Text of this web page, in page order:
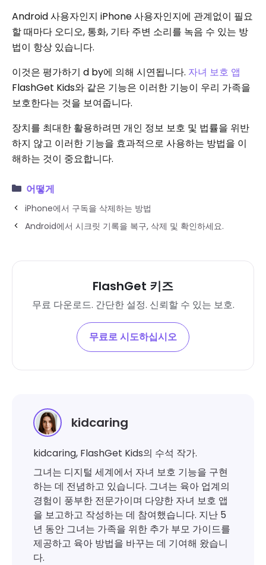
Android 사용자인지 iPhone 사용자인지에 관계없이 필요
할 때마다 오디오, 통화, 기타 주변 소리를 녹음 수 있는 방
법이 항상 있습니다.
이것은 평가하기 d by에 의해 시연됩니다. 자녀 보호 앱
FlashGet Kids와 같은 기능은 이러한 기능이 우리 가족을
보호한다는 것을 보여줍니다.
장치를 최대한 활용하려면 개인 정보 보호 및 법률을 위반
하지 않고 이러한 기능을 효과적으로 사용하는 방법을 이
해하는 것이 중요합니다.
어떻게
iPhone에서 구독을 삭제하는 방법
Android에서 시크릿 기록을 복구, 삭제 및 확인하세요.
FlashGet 키즈
무료 다운로드. 간단한 설정. 신뢰할 수 있는 보호.
무료로 시도하십시오
kidcaring
kidcaring, FlashGet Kids의 수석 작가.
그녀는 디지털 세계에서 자녀 보호 기능을 구현
하는 데 전념하고 있습니다. 그녀는 육아 업계의
경험이 풍부한 전문가이며 다양한 자녀 보호 앱
을 보고하고 작성하는 데 참여했습니다. 지난 5
년 동안 그녀는 가족을 위한 추가 부모 가이드를
제공하고 육아 방법을 바꾸는 데 기여해 왔습니
다.